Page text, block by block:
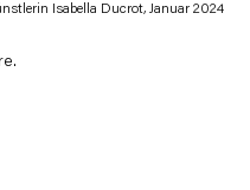
Isabella Ducrot, Januar 2024
.